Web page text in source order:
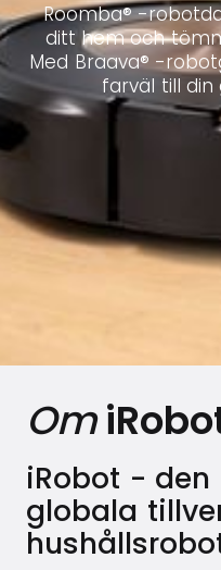
Roomba® -
ditt hem och
Med Braava® -
farväl till
Om
iRobot - den
globala